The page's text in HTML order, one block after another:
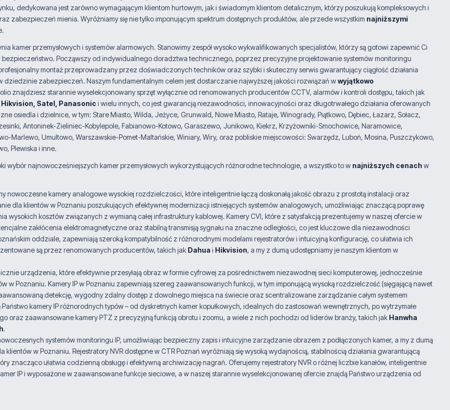
dedykowana jest zarówno wymagającym klientom hurtowym, jak i świadomym klientom detalicznym, którzy poszukują kompleksowych i
zabezpieczeń mienia. Wyróżniamy się nie tylko imponującym spektrum dostępnych produktów, ale przede wszystkim najniższymi
kamer przemysłowych i systemów alarmowych. Stanowimy zespół wysoko wykwalifikowanych specjalistów, którzy są gotowi zapewnić Ci
Począwszy od indywidualnego doradztwa technicznego, poprzez precyzyjne projektowanie systemów monitoringu
montaż przeprowadzany przez doświadczonych techników oraz szybki i skuteczny serwis gwarantujący ciągłość działania
dziedzinie zabezpieczeń. Naszym fundamentalnym celem jest dostarczanie najwyższej jakości rozwiązań wwyjątkowo
znajdziesz starannie wyselekcjonowany sprzęt wyłącznie od renomowanych producentów CCTV, alarmów i kontroli dostępu, takich jak
Satel, Panasonic i wielu innych, co jest gwarancją niezawodności, innowacyjności oraz długotrwałego działania oferowanych
osiedla i dzielnice, w tym: Stare Miasto, Wilda, Jeżyce, Grunwald, Nowe Miasto, Rataje, Winogrady, Piątkowo, Dębiec, Łazarz, Sołacz,
Antoninek-Zieliniec-Kobylepole, Fabianowo-Kotowo, Garaszewo, Junikowo, Kiekrz, Krzyżowniki-Smochowice, Naramowice,
Marlewo, Umultowo, Warszawskie-Pomet-Maltańskie, Winiary, Wiry, oraz pobliskie miejscowości: Swarzędz, Luboń, Mosina, Puszczykowo,
Plewiska i inne.
wybór najnowocześniejszych kamer przemysłowych wykorzystujących różnorodne technologie, a wszystko to w najniższych cenachw
nowoczesne kamery analogowe wysokiej rozdzielczości, które inteligentnie łączą doskonałą jakość obrazu z prostotą instalacji oraz
dla klientów w Poznaniu poszukujących efektywnej modernizacji istniejących systemów analogowych, umożliwiając znaczącą poprawę
kosztów związanych z wymianą całej infrastruktury kablowej. Kamery CVI, które z satysfakcją prezentujemy w naszej ofercie w
zakłócenia elektromagnetyczne oraz stabilną transmisją sygnału na znaczne odległości, co jest kluczowe dla niezawodności
oddziale, zapewniają szeroką kompatybilność z różnorodnymi modelami rejestratorów i intuicyjną konfigurację, co ułatwia ich
są przez renomowanych producentów, takich jak Dahua i Hikvision, a my z dumą udostępniamy je naszym klientom w
urządzenia, które efektywnie przesyłają obraz w formie cyfrowej za pośrednictwem niezawodnej sieci komputerowej, jednocześnie
w Poznaniu. Kamery IP w Poznaniu zapewniają szereg zaawansowanych funkcji, w tym imponującą wysoką rozdzielczość (sięgającą nawet
detekcję, wygodny zdalny dostęp z dowolnego miejsca na świecie oraz scentralizowane zarządzanie całym systemem
kamery IP różnorodnych typów – od dyskretnych kamer kopułkowych, idealnych do zastosowań wewnętrznych, po wytrzymałe
oraz zaawansowane kamery PTZ z precyzyjną funkcją obrotu i zoomu, a wiele z nich pochodzi od liderów branży, takich jak Hanwha
.
systemów monitoringu IP, umożliwiając bezpieczny zapis i intuicyjne zarządzanie obrazem z podłączonych kamer, a my z dumą
klientów w Poznaniu. Rejestratory NVR dostępne w CTR Poznań wyróżniają się wysoką wydajnością, stabilnością działania gwarantującą
znacząco ułatwia codzienną obsługę i efektywną archiwizację nagrań. Oferujemy rejestratory NVR o różnej liczbie kanałów, inteligentnie
IP i wyposażone w zaawansowane funkcje sieciowe, a w naszej starannie wyselekcjonowanej ofercie znajdą Państwo urządzenia od